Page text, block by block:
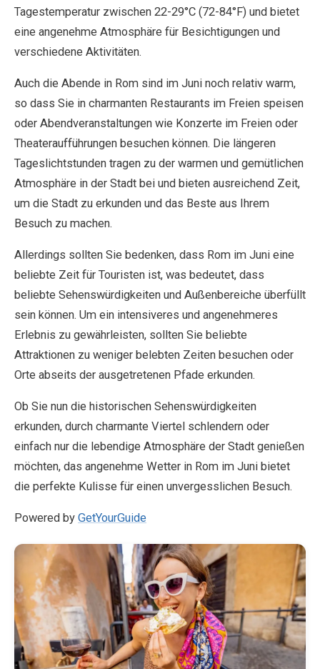
Tagestemperatur zwischen 22-29°C (72-84°F) und bietet
eine angenehme Atmosphäre für Besichtigungen und
verschiedene Aktivitäten.
Auch die Abende in Rom sind im Juni noch relativ warm,
so dass Sie in charmanten Restaurants im Freien speisen
oder Abendveranstaltungen wie Konzerte im Freien oder
Theateraufführungen besuchen können. Die längeren
Tageslichtstunden tragen zu der warmen und gemütlichen
Atmosphäre in der Stadt bei und bieten ausreichend Zeit,
um die Stadt zu erkunden und das Beste aus Ihrem
Besuch zu machen.
Allerdings sollten Sie bedenken, dass Rom im Juni eine
beliebte Zeit für Touristen ist, was bedeutet, dass
beliebte Sehenswürdigkeiten und Außenbereiche überfüllt
sein können. Um ein intensiveres und angenehmeres
Erlebnis zu gewährleisten, sollten Sie beliebte
Attraktionen zu weniger belebten Zeiten besuchen oder
Orte abseits der ausgetretenen Pfade erkunden.
Ob Sie nun die historischen Sehenswürdigkeiten
erkunden, durch charmante Viertel schlendern oder
einfach nur die lebendige Atmosphäre der Stadt genießen
möchten, das angenehme Wetter in Rom im Juni bietet
die perfekte Kulisse für einen unvergesslichen Besuch.
Powered by GetYourGuide